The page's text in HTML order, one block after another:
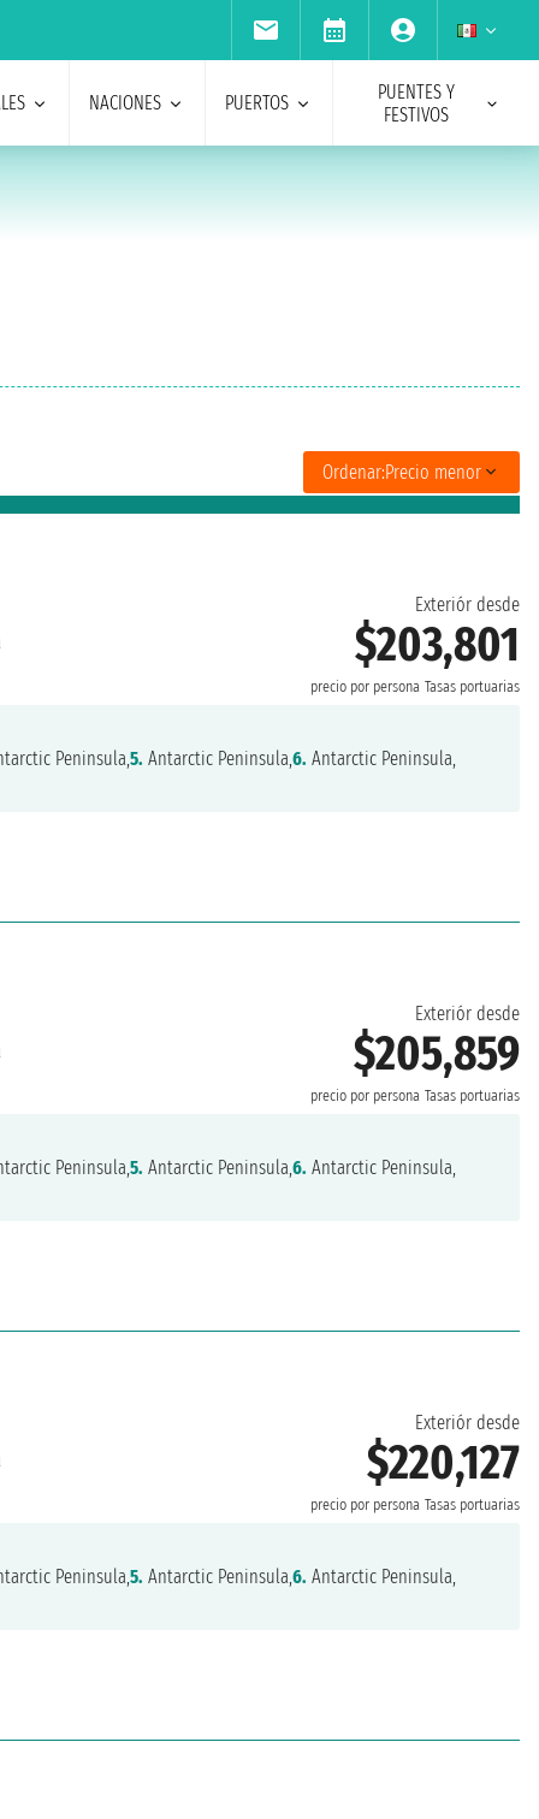
NACIONES PUERTOS
PUENTES Y
FESTIVOS
Ordenar:Precio menor
Exteriór desde
$203,801
precio por persona Tasas portuarias
Peninsula,5. Antarctic Peninsula,6. Antarctic Peninsula,
Exteriór desde
$205,859
precio por persona Tasas portuarias
Peninsula,5. Antarctic Peninsula,6. Antarctic Peninsula,
Exteriór desde
$220,127
precio por persona Tasas portuarias
Peninsula,5. Antarctic Peninsula,6. Antarctic Peninsula,